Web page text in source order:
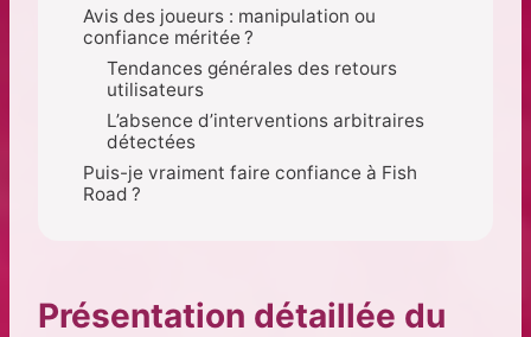
Avis des joueurs : manipulation ou
confiance méritée ?
Tendances générales des retours
utilisateurs
L’absence d’interventions arbitraires
détectées
Puis-je vraiment faire confiance à Fish
Road ?
Présentation détaillée du